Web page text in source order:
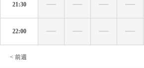
21:30
22:00
< 前週